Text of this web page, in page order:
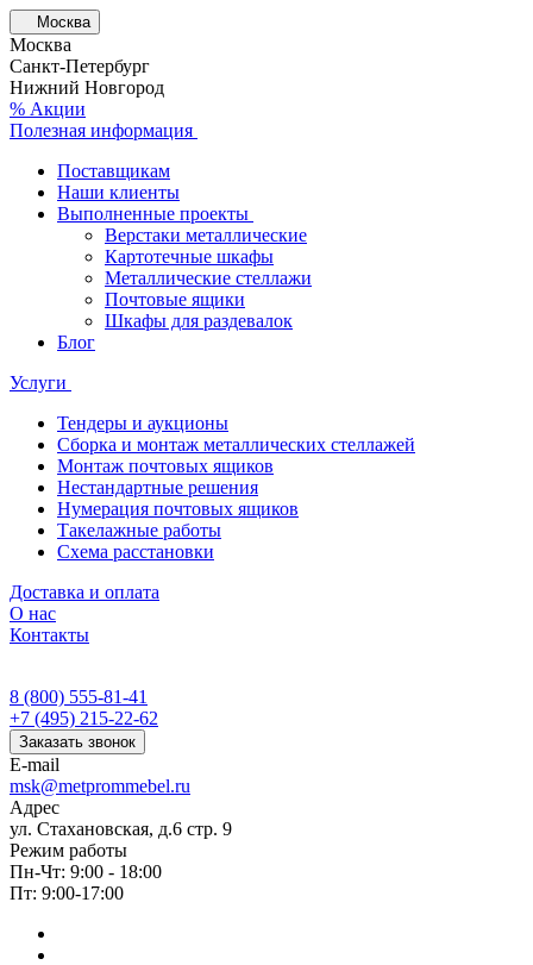
Москва
Москва
Санкт-Петербург
Нижний Новгород
% Акции
Полезная информация
Поставщикам
Наши клиенты
Выполненные проекты
Верстаки металлические
Картотечные шкафы
Металлические стеллажи
Почтовые ящики
Шкафы для раздевалок
Блог
Услуги
Тендеры и аукционы
Сборка и монтаж металлических стеллажей
Монтаж почтовых ящиков
Нестандартные решения
Нумерация почтовых ящиков
Такелажные работы
Схема расстановки
Доставка и оплата
О нас
Контакты
8 (800) 555-81-41
+7 (495) 215-22-62
Заказать звонок
E-mail
msk@metprommebel.ru
Адрес
ул. Стахановская, д.6 стр. 9
Режим работы
Пн-Чт: 9:00 - 18:00
Пт: 9:00-17:00